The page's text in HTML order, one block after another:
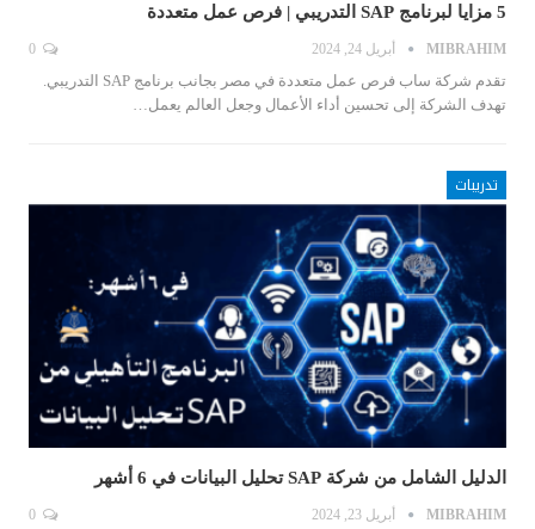
5 مزايا لبرنامج SAP التدريبي | فرص عمل متعددة
MIBRAHIM أبريل 24, 2024
تقدم شركة ساب فرص عمل متعددة في مصر بجانب برنامج SAP التدريبي.
تهدف الشركة إلى تحسين أداء الأعمال وجعل العالم يعمل…
تدريبات
الدليل الشامل من شركة SAP تحليل البيانات في 6 أشهر
MIBRAHIM أبريل 23, 2024